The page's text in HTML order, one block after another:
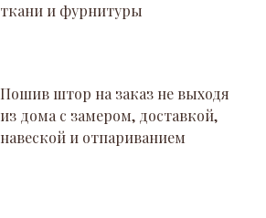
ткани и фурнитуры
Пошив штор на заказ не выходя
из дома с замером, доставкой,
навеской и отпариванием